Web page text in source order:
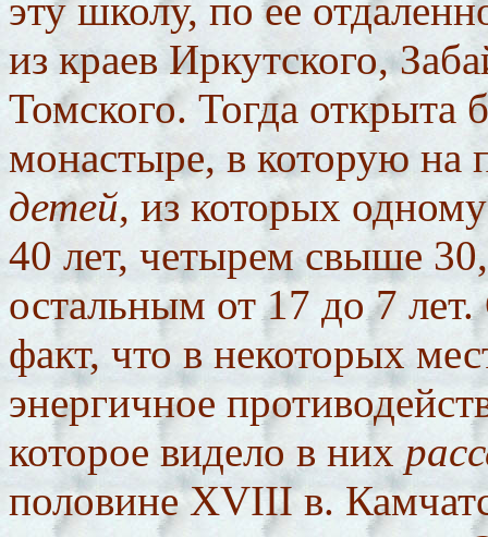
эту школу, по ее
из краев Иркутского,
Томского. Тогда открыта
монастыре, в которую на
детей, из которых
40 лет, четырем свыше
остальным от 17 до 7
факт, что в некоторых
энергичное
которое видело в них
половине XVIII в.